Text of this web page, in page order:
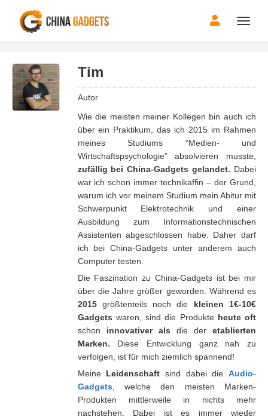
Toggle
Tim
Autor
Wie die meisten meiner Kollegen bin auch ich
über ein Praktikum, das ich 2015 im Rahmen
meines Studiums “Medien- und
Wirtschaftspsychologie” absolvieren musste,
zufällig bei China-Gadgets gelandet. Dabei
war ich schon immer technikaffin – der Grund,
warum ich vor meinem Studium mein Abitur mit
Schwerpunkt Elektrotechnik und einer
Ausbildung zum Informationstechnischen
Assistenten abgeschlossen habe. Daher darf
ich bei China-Gadgets unter anderem auch
Computer testen.
Die Faszination zu China-Gadgets ist bei mir
über die Jahre größer geworden. Während es
2015größtenteils noch die kleinen 1€-10€
Gadgets waren, sind die Produkte heute oft
schon innovativer als die deretablierten
Marken. Diese Entwicklung ganz nah zu
verfolgen, ist für mich ziemlich spannend!
Meine Leidenschaft sind dabei dieAudio-
Gadgets , welche den meisten Marken-
Produkten mittlerweile in nichts mehr
nachstehen. Dabei ist es immer wieder